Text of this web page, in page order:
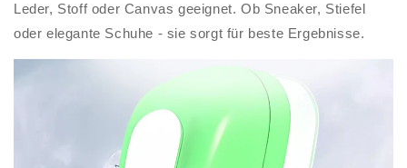
Leder, Stoff oder Canvas geeignet. Ob Sneaker, Stiefel
oder elegante Schuhe - sie sorgt für beste Ergebnisse.